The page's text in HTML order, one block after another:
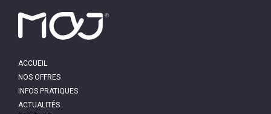
MAIN
ACCUEIL
NOS OFFRES
INFOS PRATIQUES
ACTUALITÉS